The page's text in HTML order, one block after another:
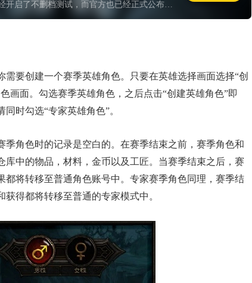
开启了不删档测试，而官方也已经正式公布了
的售价：“无限畅玩包”198元，“数字典藏
要创建一个赛季英雄角色。只要在英雄选择画面选择“创
画面。勾选赛季英雄角色，之后点击“创建英雄角色”即
时勾选“专家英雄角色”。
角色时的记录是空白的。在赛季结束之前，赛季角色和
库中的物品，材料，金币以及工匠。当赛季结束之后，赛
都将转移至普通角色账号中。专家赛季角色同理，赛季结
获得都将转移至普通的专家模式中。